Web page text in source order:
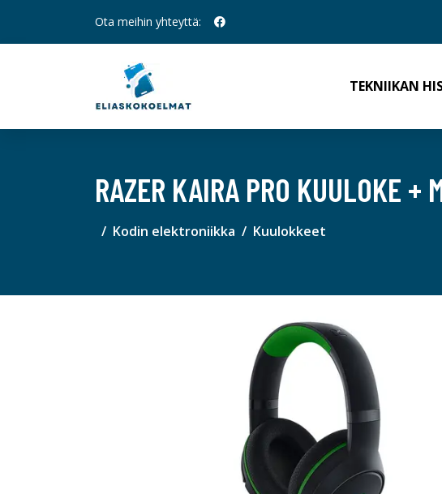
Ota meihin yhteyttä:
TEKNIIKAN
RAZER KAIRA PRO KUULOKE +
Kodin elektroniikka Kuulokkeet